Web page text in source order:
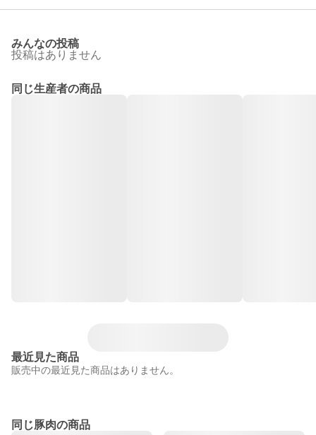
みんなの投稿
投稿はありません
同じ生産者の商品
最近見た商品
販売中の最近見た商品はありません。
同じ豚肉の商品